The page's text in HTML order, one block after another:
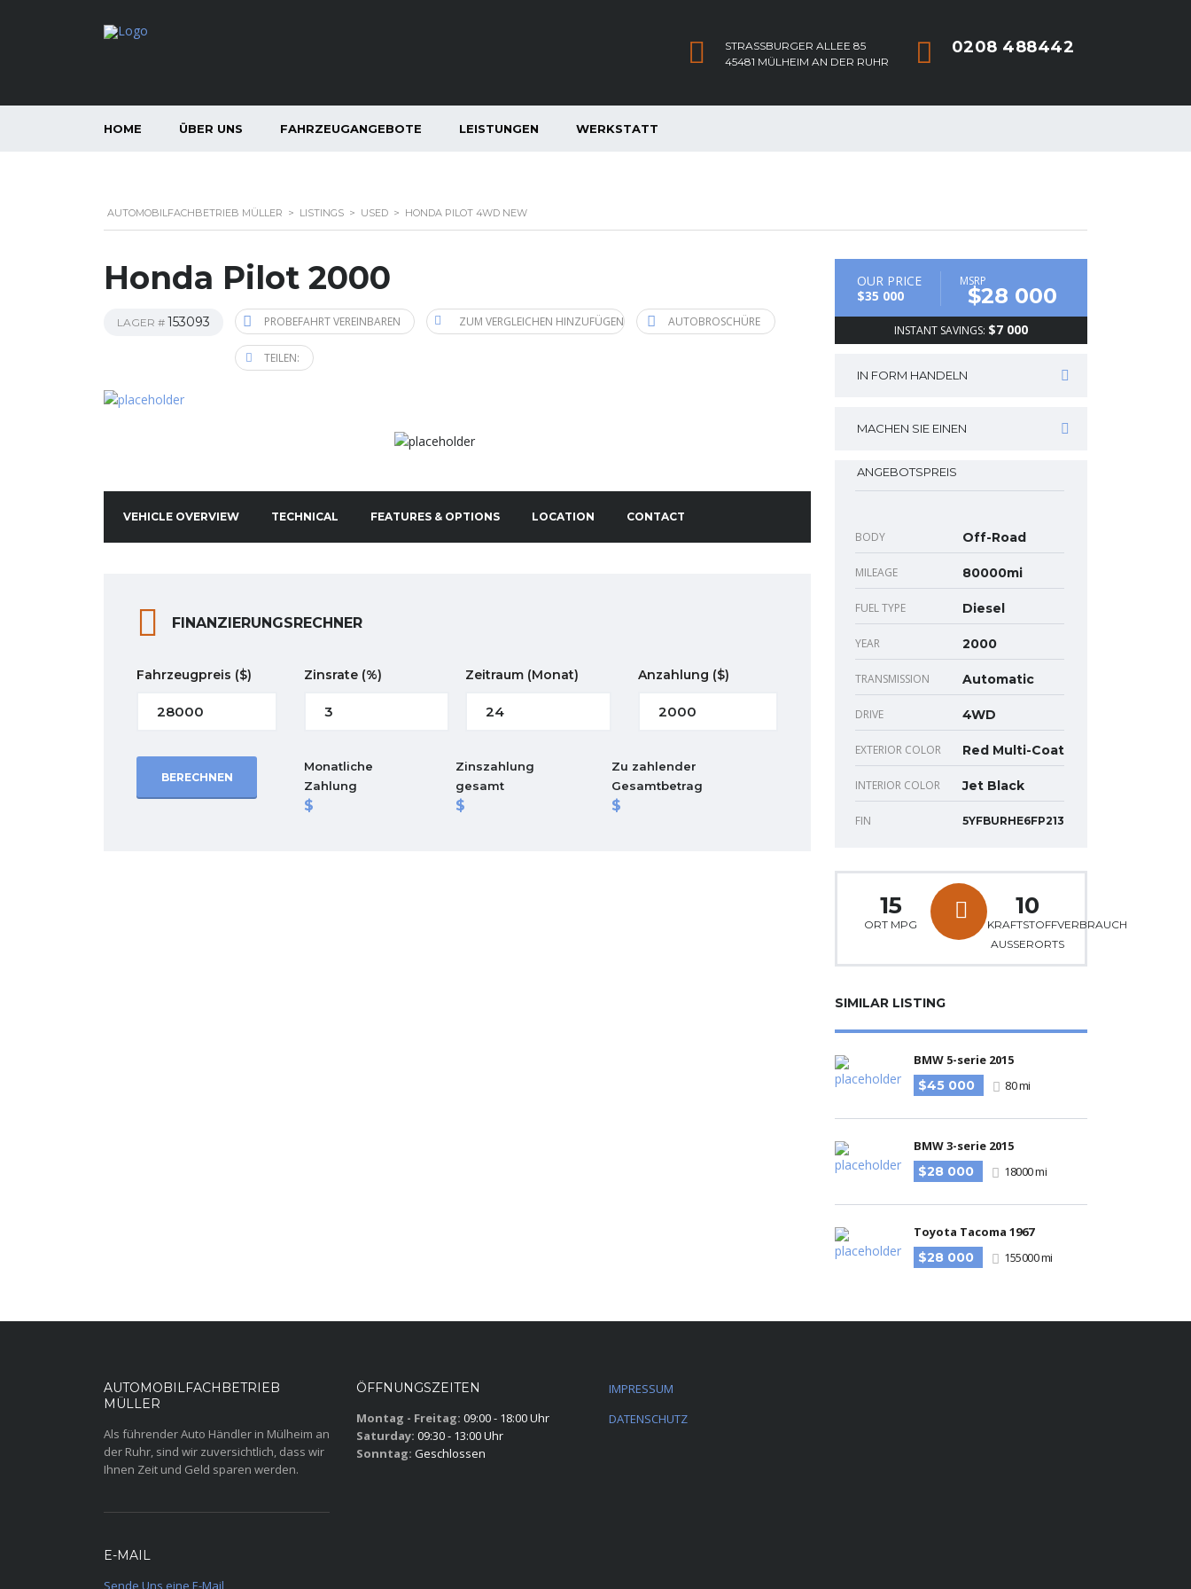
0208 488442
STRASSBURGER ALLEE 85
45481 MÜLHEIM AN DER RUHR
HOME ÜBER UNS FAHRZEUGANGEBOTE LEISTUNGEN WERKSTATT
AUTOMOBILFACHBETRIEB MÜLLER > LISTINGS > USED > HONDA PILOT 4WD NEW
Honda Pilot 2000
LAGER # 153093 PROBEFAHRT VEREINBAREN ZUM VERGLEICHEN HINZUFÜGEN AUTOBROSCHÜRE
TEILEN:
VEHICLE OVERVIEW TECHNICAL FEATURES & OPTIONS LOCATION CONTACT
FINANZIERUNGSRECHNER
Fahrzeugpreis ($) Zinsrate (%) Zeitraum (Monat) Anzahlung ($)
BERECHNEN
Monatliche
Zahlung
Zinszahlung
gesamt
Zu zahlender
Gesamtbetrag
OUR PRICE
$35 000
MSRP
$28 000
INSTANT SAVINGS: $7 000
IN FORM HANDELN
MACHEN SIE EINEN
ANGEBOTSPREIS
BODY Off-Road
MILEAGE 80000mi
FUEL TYPE Diesel
YEAR 2000
TRANSMISSION Automatic
DRIVE 4WD
EXTERIOR COLOR Red Multi-Coat
INTERIOR COLOR Jet Black
FIN 5YFBURHE6FP213
15
ORT MPG
10
KRAFTSTOFFVERBRAUCH
AUSSERORTS
SIMILAR LISTING
BMW 5-serie 2015
$45 000
80 mi
BMW 3-serie 2015
$28 000
18000 mi
Toyota Tacoma 1967
$28 000
155000 mi
AUTOMOBILFACHBETRIEB
MÜLLER
Als führender Auto Händler in Mülheim an
der Ruhr, sind wir zuversichtlich, dass wir
Ihnen Zeit und Geld sparen werden.
ÖFFNUNGSZEITEN
Montag - Freitag: 09:00 - 18:00 Uhr
Saturday: 09:30 - 13:00 Uhr
Sonntag: Geschlossen
IMPRESSUM
DATENSCHUTZ
E-MAIL
Sende Uns eine E-Mail